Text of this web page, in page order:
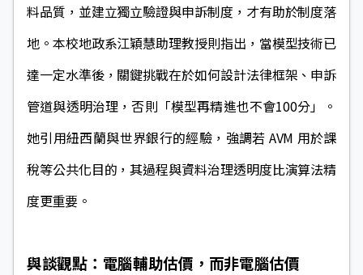
料品質，並建立獨立驗證與申訴制度，才有助於制度落
地。本校地政系江穎慧助理教授則指出，當模型技術已
達一定水準後，關鍵挑戰在於如何設計法律框架、申訴
管道與透明治理，否則「模型再精進也不會100分」。
她引用紐西蘭與世界銀行的經驗，強調若 AVM 用於課
稅等公共化目的，其過程與資料治理透明度比演算法精
度更重要。
與談觀點：電腦輔助估價，而非電腦估價